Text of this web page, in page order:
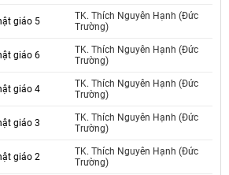
giáo 5
TK. Thích Nguyên Hạnh (Đức
Trường)
giáo 6
TK. Thích Nguyên Hạnh (Đức
Trường)
giáo 4
TK. Thích Nguyên Hạnh (Đức
Trường)
giáo 3
TK. Thích Nguyên Hạnh (Đức
Trường)
giáo 2
TK. Thích Nguyên Hạnh (Đức
Trường)